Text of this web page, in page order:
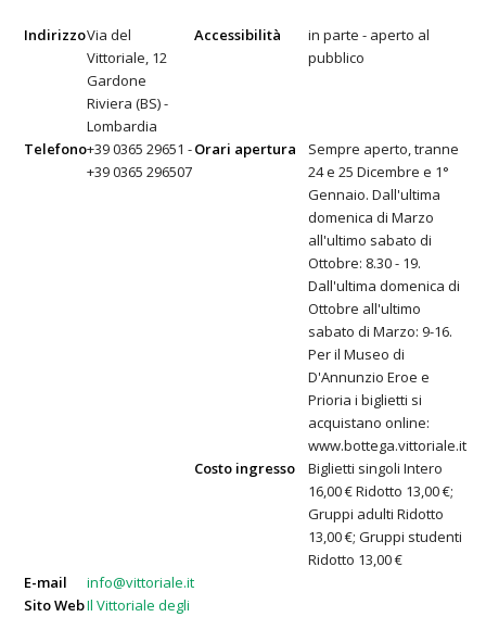
IndirizzoVia del
Vittoriale, 12
Gardone
Riviera (BS) -
Lombardia
Accessibilità
in parte - aperto al
pubblico
Telefono+39 0365 29651 -
+39 0365 296507
Orari apertura
Sempre aperto, tranne
24 e 25 Dicembre e 1°
Gennaio. Dall'ultima
domenica di Marzo
all'ultimo sabato di
Ottobre: 8.30 - 19.
Dall'ultima domenica di
Ottobre all'ultimo
sabato di Marzo: 9-16.
Per il Museo di
D'Annunzio Eroe e
Prioria i biglietti si
acquistano online:
www.bottega.vittoriale.it
Costo ingresso
Biglietti singoli Intero
16,00 € Ridotto 13,00 €;
Gruppi adulti Ridotto
13,00 €; Gruppi studenti
Ridotto 13,00 €
E-mail
info@vittoriale.it
Sito WebIl Vittoriale degli